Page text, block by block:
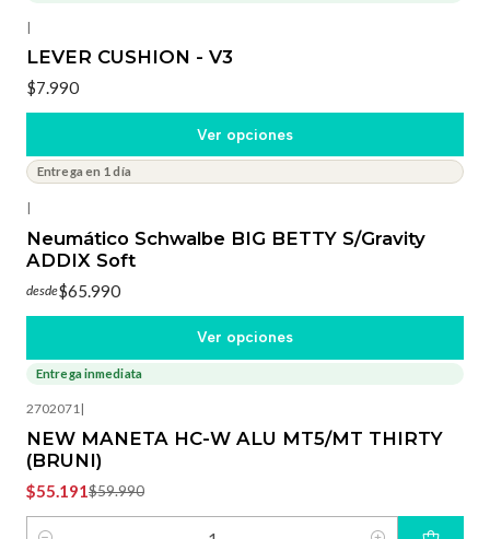
|
LEVER CUSHION - V3
$7.990
Ver opciones
Entrega en 1 día
|
Neumático Schwalbe BIG BETTY S/Gravity
ADDIX Soft
desde$65.990
Ver opciones
-8%OFF
Entrega inmediata
2702071|
NEW MANETA HC-W ALU MT5/MT THIRTY
(BRUNI)
$55.191$59.990